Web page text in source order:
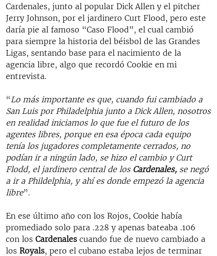
Cardenales, junto al popular Dick Allen y el pitcher
Jerry Johnson, por el jardinero Curt Flood, pero este
daría pie al famoso “Caso Flood”, el cual cambió
para siempre la historia del béisbol de las Grandes
Ligas, sentando base para el nacimiento de la
agencia libre, algo que recordó Cookie en mi
entrevista.
“ Lo más importante es que, cuando fui cambiado a
San Luis por Philadelphia junto a Dick Allen, nosotros
en realidad iniciamos lo que fue el futuro de los
agentes libres, porque en esa época cada equipo
tenía los jugadores completamente cerrados, no
podían ir a ningún lado, se hizo el cambio y Curt
Flodd, el jardinero central de los Cardenales, se negó
a ir a Phildelphia, y ahí es donde empezó la agencia
libre”.
En ese último año con los Rojos, Cookie había
promediado solo para .228 y apenas bateaba .106
con los Cardenales cuando fue de nuevo cambiado a
los Royals, pero el cubano estaba lejos de terminar